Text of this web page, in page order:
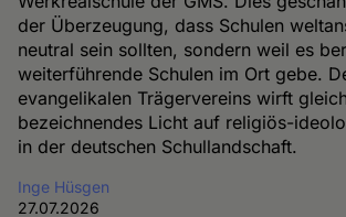
der Überzeugung, dass Schulen
neutral sein sollten, sondern weil es
weiterführende Schulen im Ort gebe.
evangelikalen Trägervereins wirft
bezeichnendes Licht auf religiös-
in der deutschen Schullandschaft.
Inge Hüsgen
27.07.2026